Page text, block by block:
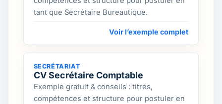
tant que Secrétaire Bureautique.
Voir l’exemple complet
SECRÉTARIAT
CV Secrétaire Comptable
Exemple gratuit & conseils : titres,
compétences et structure pour postuler en